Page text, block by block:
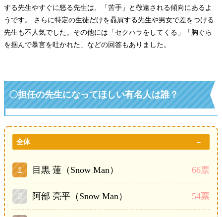
する先生やすぐに怒る先生は、「苦手」と敬遠される傾向にあるよ
うです。 さらに特定の生徒だけを贔屓する先生や男女で差をつける
先生も不人気でした。その他には「セクハラをしてくる」「胸ぐら
を掴んで暴言を吐かれた」などの回答もありました。
〇担任の先生になってほしい有名人は誰？
全体
目黒 蓮（Snow Man） 66票
阿部 亮平（Snow Man） 54票